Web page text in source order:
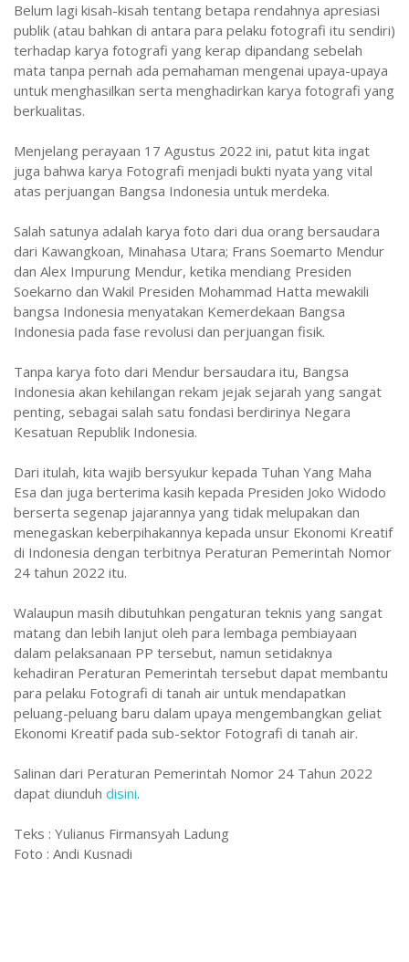
Belum lagi kisah-kisah tentang betapa rendahnya apresiasi
publik (atau bahkan di antara para pelaku fotografi itu sendiri)
terhadap karya fotografi yang kerap dipandang sebelah
mata tanpa pernah ada pemahaman mengenai upaya-upaya
untuk menghasilkan serta menghadirkan karya fotografi yang
berkualitas.
Menjelang perayaan 17 Agustus 2022 ini, patut kita ingat
juga bahwa karya Fotografi menjadi bukti nyata yang vital
atas perjuangan Bangsa Indonesia untuk merdeka.
Salah satunya adalah karya foto dari dua orang bersaudara
dari Kawangkoan, Minahasa Utara; Frans Soemarto Mendur
dan Alex Impurung Mendur, ketika mendiang Presiden
Soekarno dan Wakil Presiden Mohammad Hatta mewakili
bangsa Indonesia menyatakan Kemerdekaan Bangsa
Indonesia pada fase revolusi dan perjuangan fisik.
Tanpa karya foto dari Mendur bersaudara itu, Bangsa
Indonesia akan kehilangan rekam jejak sejarah yang sangat
penting, sebagai salah satu fondasi berdirinya Negara
Kesatuan Republik Indonesia.
Dari itulah, kita wajib bersyukur kepada Tuhan Yang Maha
Esa dan juga berterima kasih kepada Presiden Joko Widodo
berserta segenap jajarannya yang tidak melupakan dan
menegaskan keberpihakannya kepada unsur Ekonomi Kreatif
di Indonesia dengan terbitnya Peraturan Pemerintah Nomor
24 tahun 2022 itu.
Walaupun masih dibutuhkan pengaturan teknis yang sangat
matang dan lebih lanjut oleh para lembaga pembiayaan
dalam pelaksanaan PP tersebut, namun setidaknya
kehadiran Peraturan Pemerintah tersebut dapat membantu
para pelaku Fotografi di tanah air untuk mendapatkan
peluang-peluang baru dalam upaya mengembangkan geliat
Ekonomi Kreatif pada sub-sektor Fotografi di tanah air.
Salinan dari Peraturan Pemerintah Nomor 24 Tahun 2022
dapat diunduh disini.
Teks : Yulianus Firmansyah Ladung
Foto : Andi Kusnadi